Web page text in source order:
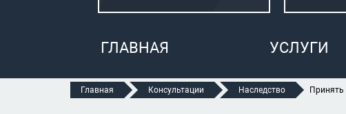
ГЛАВНАЯ УСЛУГИ
Главная Консультации Наследство Принять